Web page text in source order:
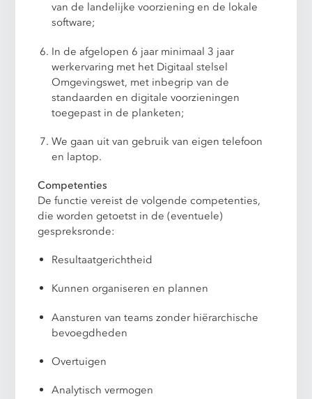
van de landelijke voorziening en de lokale
software;
In de afgelopen 6 jaar minimaal 3 jaar
werkervaring met het Digitaal stelsel
Omgevingswet, met inbegrip van de
standaarden en digitale voorzieningen
toegepast in de planketen;
We gaan uit van gebruik van eigen telefoon
en laptop.
Competenties
De functie vereist de volgende competenties,
die worden getoetst in de (eventuele)
gespreksronde:
Resultaatgerichtheid
Kunnen organiseren en plannen
Aansturen van teams zonder hiërarchische
bevoegdheden
Overtuigen
Analytisch vermogen